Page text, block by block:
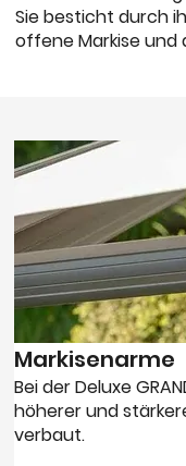
Sie besticht durch
offene Markise und
Markisenarme
Bei der Deluxe
höherer und
verbaut.